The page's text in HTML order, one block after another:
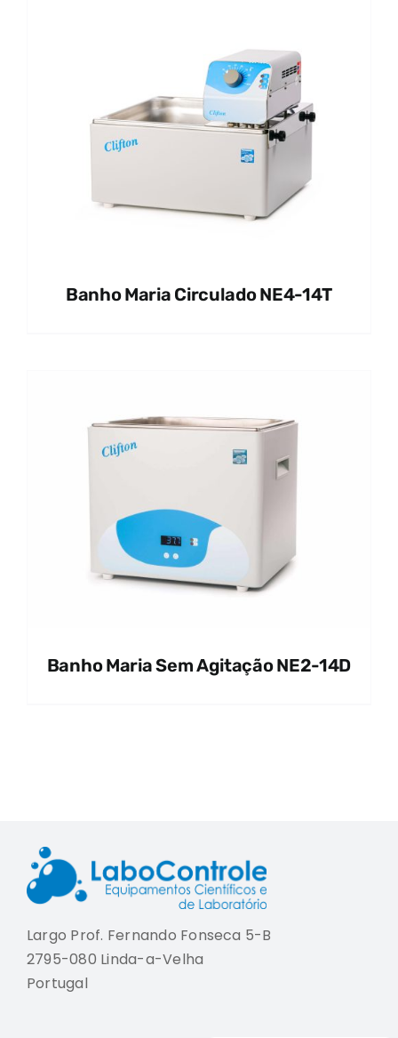
Banho Maria Circulado NE4-14T
Banho Maria Sem Agitação NE2-14D
Largo Prof. Fernando Fonseca 5-B
2795-080 Linda-a-Velha
Portugal